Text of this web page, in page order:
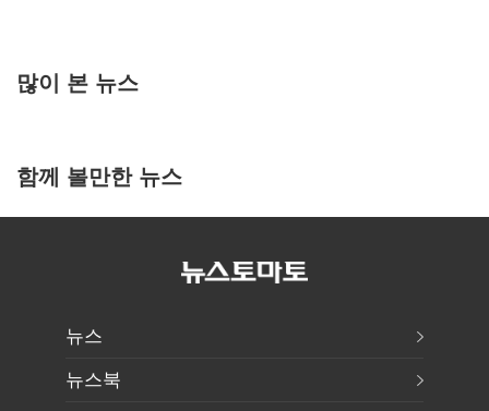
많이 본 뉴스
함께 볼만한 뉴스
뉴스
뉴스북